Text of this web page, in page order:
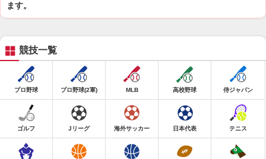
ます。
競技一覧
プロ野球 プロ野球(2軍) MLB 高校野球 侍ジャパン
ゴルフ Jリーグ 海外サッカー 日本代表 テニス